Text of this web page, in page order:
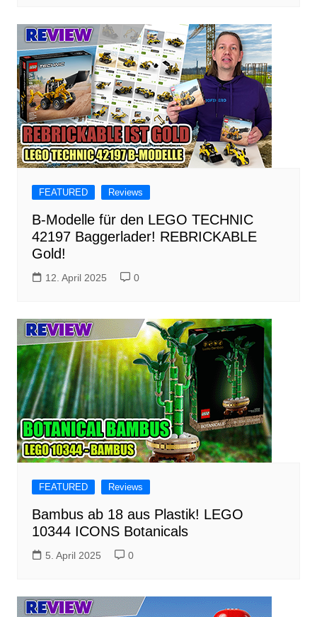
FEATURED Reviews
B-Modelle für den LEGO TECHNIC
42197 Baggerlader! REBRICKABLE
Gold!
12. April 2025 0
FEATURED Reviews
Bambus ab 18 aus Plastik! LEGO
10344 ICONS Botanicals
5. April 2025 0